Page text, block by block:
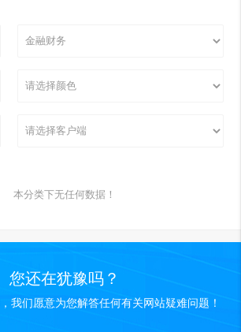
本分类下无任何数据！
您还在犹豫吗？
我们愿意为您解答任何有关网站疑难问题！